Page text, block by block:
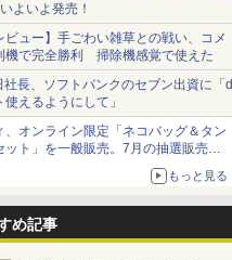
よいよ発売！
ビュー】手ごわい雑草との戦い、コメ
機で完全勝利 掃除機感覚で使えた
社長、ソフトバンクのセブン出資に「d
えるようにして」
、オンライン限定「ネコバッグ＆タン
ット」を一般販売。7月の抽選販売の
もっと見る
め記事